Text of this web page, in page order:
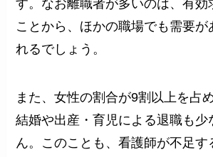
す。なお離職者が多いのは、有効
ことから、ほかの職場でも需要が
れるでしょう。
また、女性の割合が9割以上を占
結婚や出産・育児による退職も少
ん。このことも、看護師が不足す